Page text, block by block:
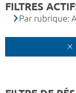
FILTRES
Par rubrique: